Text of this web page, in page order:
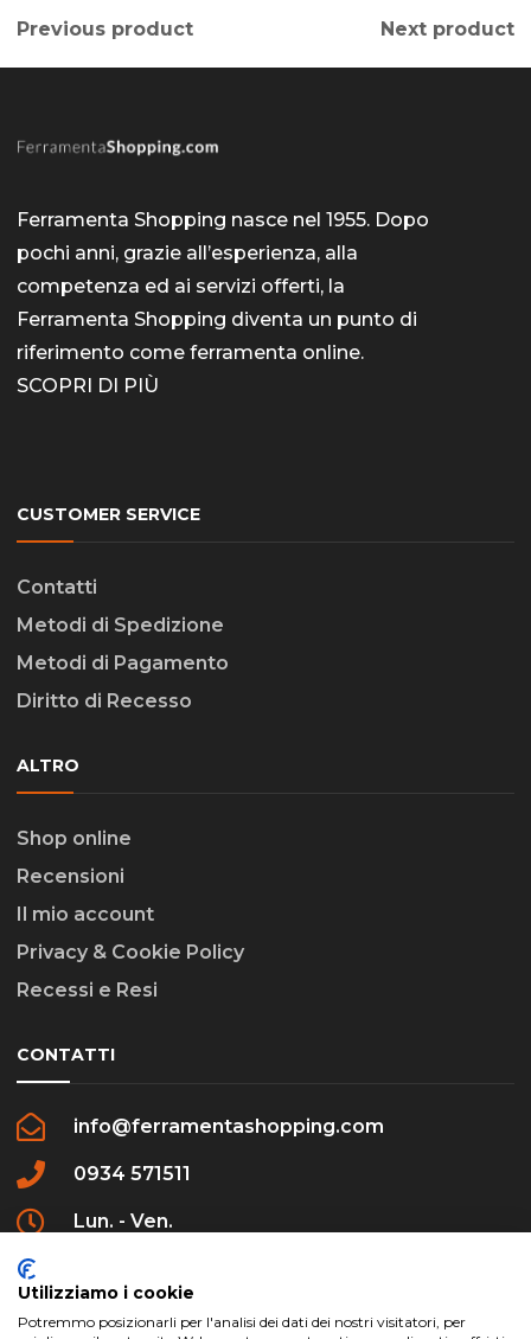
Previous product Next product
Ferramenta Shopping nasce nel 1955. Dopo
pochi anni, grazie all’esperienza, alla
competenza ed ai servizi offerti, la
Ferramenta Shopping diventa un punto di
riferimento come ferramenta online.
SCOPRI DI PIÙ
CUSTOMER SERVICE
Contatti
Metodi di Spedizione
Metodi di Pagamento
Diritto di Recesso
ALTRO
Shop online
Recensioni
Il mio account
Privacy & Cookie Policy
Recessi e Resi
CONTATTI
info@ferramentashopping.com
0934 571511
Lun. - Ven.
Utilizziamo i cookie
Potremmo posizionarli per l'analisi dei dati dei nostri visitatori, per